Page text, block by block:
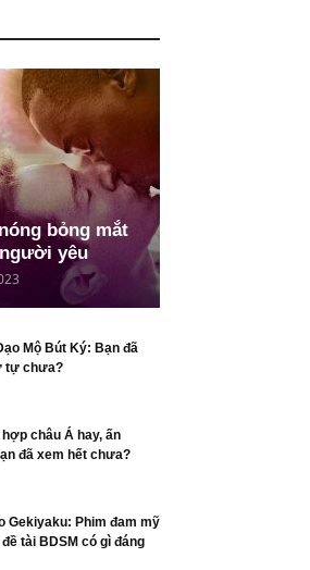
bỏng mắt
yêu
Mộ Bút Ký: Bạn đã
tự chưa?
châu Á hay, ấn
đã xem hết chưa?
Gekiyaku: Phim đam mỹ
tài BDSM có gì đáng